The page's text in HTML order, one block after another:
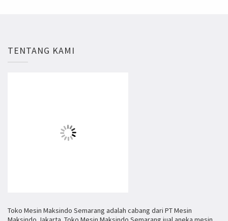
TENTANG KAMI
Toko Mesin Maksindo Semarang adalah cabang dari PT Mesin